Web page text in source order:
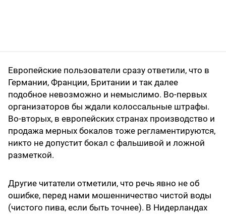
Европейские пользователи сразу ответили, что в
Германии, Франции, Британии и так далее
подобное невозможно и немыслимо. Во-первых
организаторов бы ждали колоссальные штрафы.
Во-вторых, в европейских странах производство и
продажа мерных бокалов тоже регламентируются,
никто не допустит бокал с фальшивой и ложной
разметкой.
Другие читатели отметили, что речь явно не об
ошибке, перед нами мошенничество чистой воды
(чистого пива, если быть точнее). В Нидерландах